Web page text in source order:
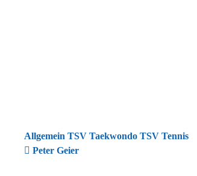
Allgemein TSV Taekwondo TSV Tennis
Peter Geier